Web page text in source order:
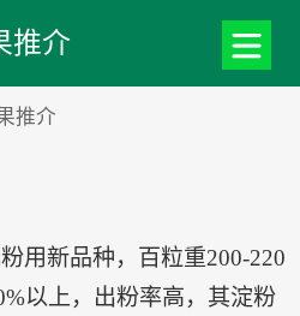
推介
推介
新品种，百粒重200-220
以上，出粉率高，其淀粉